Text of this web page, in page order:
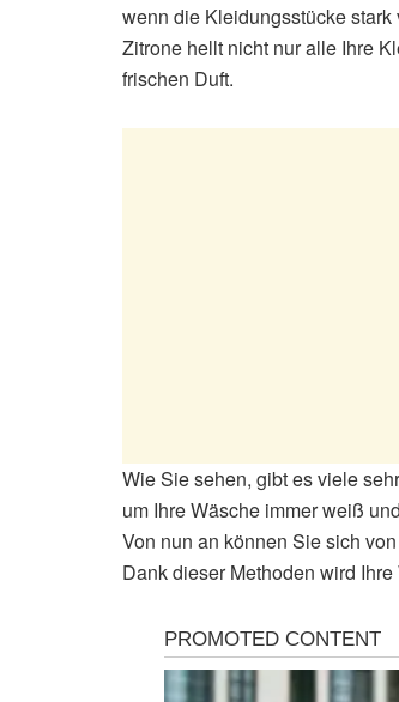
wenn die Kleidungsstücke
Zitrone hellt nicht nur alle Ihre
frischen Duft.
Wie Sie sehen, gibt es viele
um Ihre Wäsche immer weiß
Von nun an können Sie sich
Dank dieser Methoden wird